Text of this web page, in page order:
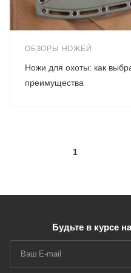
ОБЗОРЫ НОЖЕЙ
Ножи для охоты: как
преимущества
1
Будьте в курсе